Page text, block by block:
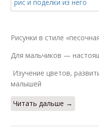
Рисунки в стиле
Для мальчиков —
Изучение цветов,
малышей
Читать дальше →